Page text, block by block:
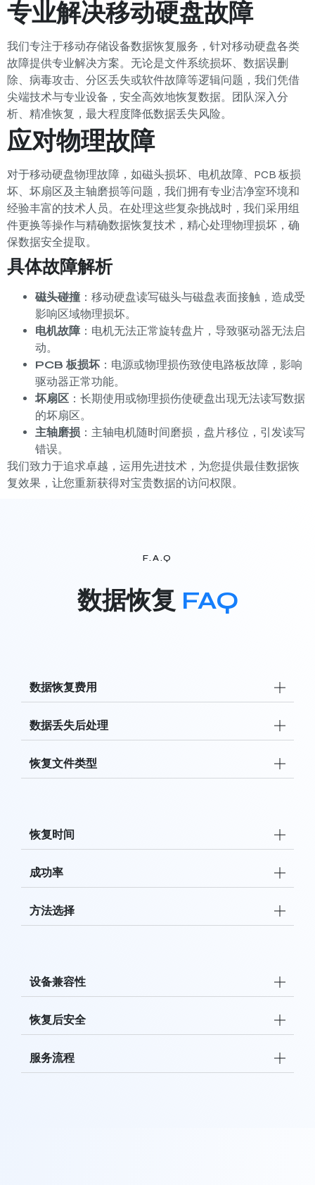
专业解决移动硬盘故障
我们专注于移动存储设备数据恢复服务，针对移动硬盘各类
故障提供专业解决方案。无论是文件系统损坏、数据误删
除、病毒攻击、分区丢失或软件故障等逻辑问题，我们凭借
尖端技术与专业设备，安全高效地恢复数据。团队深入分
析、精准恢复，最大程度降低数据丢失风险。
应对物理故障
对于移动硬盘物理故障，如磁头损坏、电机故障、PCB 板损
坏、坏扇区及主轴磨损等问题，我们拥有专业洁净室环境和
经验丰富的技术人员。在处理这些复杂挑战时，我们采用组
件更换等操作与精确数据恢复技术，精心处理物理损坏，确
保数据安全提取。
具体故障解析
磁头碰撞 ：移动硬盘读写磁头与磁盘表面接触，造成受
影响区域物理损坏。
电机故障 ：电机无法正常旋转盘片，导致驱动器无法启
动。
PCB 板损坏 ：电源或物理损伤致使电路板故障，影响
驱动器正常功能。
坏扇区 ：长期使用或物理损伤使硬盘出现无法读写数据
的坏扇区。
主轴磨损 ：主轴电机随时间磨损，盘片移位，引发读写
错误。
我们致力于追求卓越，运用先进技术，为您提供最佳数据恢
复效果，让您重新获得对宝贵数据的访问权限。
F.A.Q
数据恢复 FAQ
数据恢复费用
数据丢失后处理
恢复文件类型
恢复时间
成功率
方法选择
设备兼容性
恢复后安全
服务流程